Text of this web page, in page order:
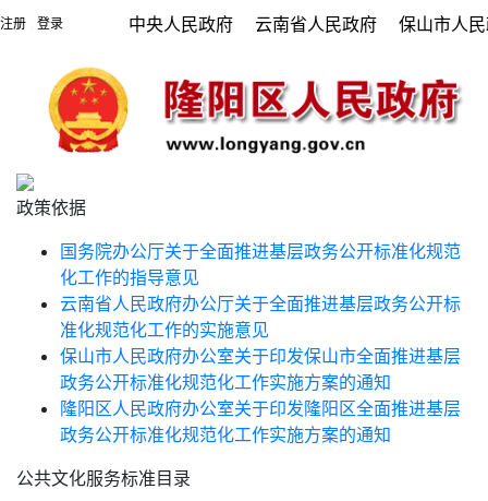
注册 登录 中央人民政府 云南省人民政府 保山市人
政策依据
国务院办公厅关于全面推进基层政务公开标准化规范
化工作的指导意见
云南省人民政府办公厅关于全面推进基层政务公开标
准化规范化工作的实施意见
保山市人民政府办公室关于印发保山市全面推进基层
政务公开标准化规范化工作实施方案的通知
隆阳区人民政府办公室关于印发隆阳区全面推进基层
政务公开标准化规范化工作实施方案的通知
公共文化服务标准目录